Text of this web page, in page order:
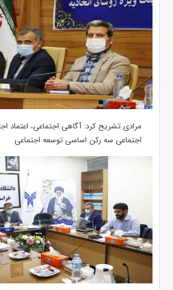
مرادی تشریح کرد: آگاهی اجتماعی، اعتماد
اجتماعی سه رکن اساسی توسعه اجتماعی